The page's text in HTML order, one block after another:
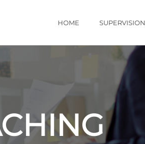
HOME SUPERVISION